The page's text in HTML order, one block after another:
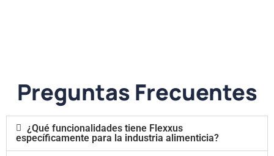
Preguntas Frecuentes
¿Qué funcionalidades tiene Flexxus
específicamente para la industria alimenticia?